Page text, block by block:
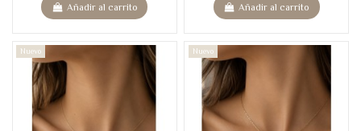
Añadir al carrito Añadir al carrito
Nuevo Nuevo